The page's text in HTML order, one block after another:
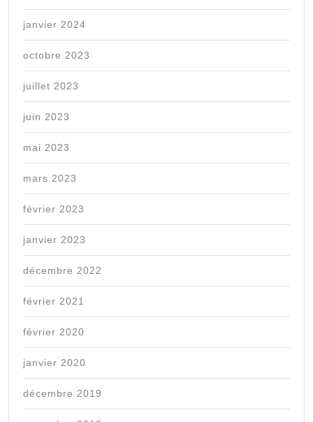
janvier 2024
octobre 2023
juillet 2023
juin 2023
mai 2023
mars 2023
février 2023
janvier 2023
décembre 2022
février 2021
février 2020
janvier 2020
décembre 2019